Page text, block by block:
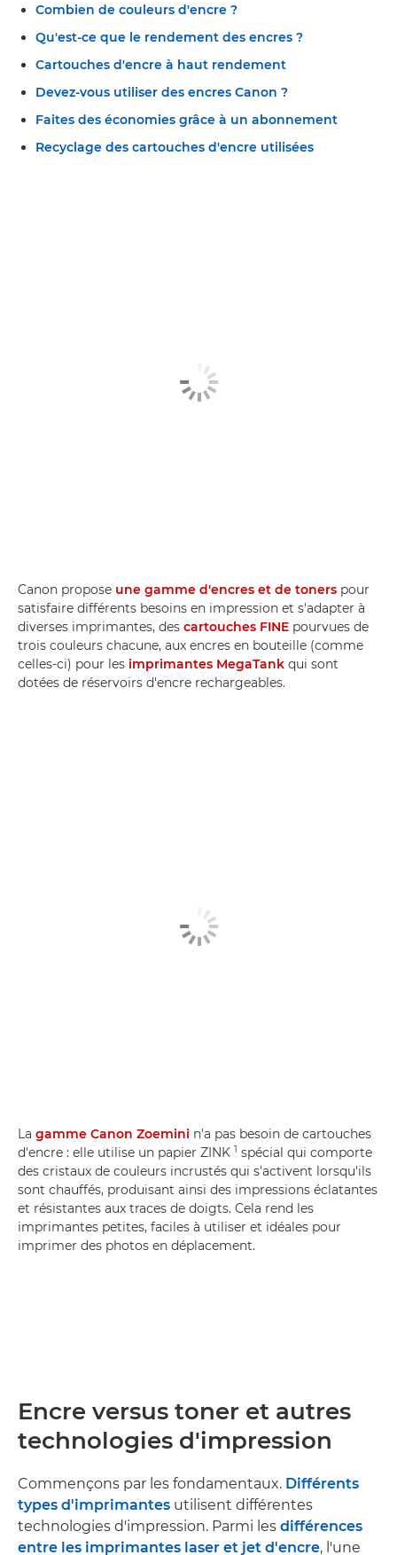
Combien de couleurs d'encre ?
Qu'est-ce que le rendement des encres ?
Cartouches d'encre à haut rendement
Devez-vous utiliser des encres Canon ?
Faites des économies grâce à un abonnement
Recyclage des cartouches d'encre utilisées
Canon propose une gamme d'encres et de toners pour
satisfaire différents besoins en impression et s'adapter à
diverses imprimantes, des cartouches FINE pourvues de
trois couleurs chacune, aux encres en bouteille (comme
celles-ci) pour les imprimantes MegaTank qui sont
dotées de réservoirs d'encre rechargeables.
La gamme Canon Zoemini n'a pas besoin de cartouches
d'encre : elle utilise un papier ZINK 1 spécial qui comporte
des cristaux de couleurs incrustés qui s'activent lorsqu'ils
sont chauffés, produisant ainsi des impressions éclatantes
et résistantes aux traces de doigts. Cela rend les
imprimantes petites, faciles à utiliser et idéales pour
imprimer des photos en déplacement.
Encre versus toner et autres
technologies d'impression
Commençons par les fondamentaux. Différents
types d'imprimantes utilisent différentes
technologies d'impression. Parmi les différences
entre les imprimantes laser et jet d'encre, l'une